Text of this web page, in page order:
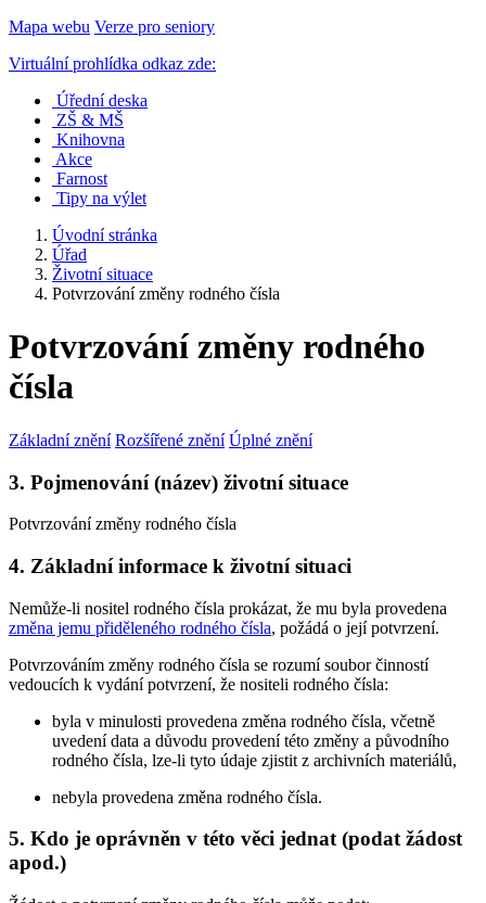
Mapa webu Verze pro seniory
Virtuální prohlídka odkaz zde:
Úřední deska
ZŠ & MŠ
Knihovna
Akce
Farnost
Tipy na výlet
Úvodní stránka
Úřad
Životní situace
Potvrzování změny rodného čísla
Potvrzování změny rodného
čísla
Základní znění Rozšířené znění Úplné znění
3. Pojmenování (název) životní situace
Potvrzování změny rodného čísla
4. Základní informace k životní situaci
Nemůže-li nositel rodného čísla prokázat, že mu byla provedena
změna jemu přiděleného rodného čísla, požádá o její potvrzení.
Potvrzováním změny rodného čísla se rozumí soubor činností
vedoucích k vydání potvrzení, že nositeli rodného čísla:
byla v minulosti provedena změna rodného čísla, včetně
uvedení data a důvodu provedení této změny a původního
rodného čísla, lze-li tyto údaje zjistit z archivních materiálů,
nebyla provedena změna rodného čísla.
5. Kdo je oprávněn v této věci jednat (podat žádost
apod.)